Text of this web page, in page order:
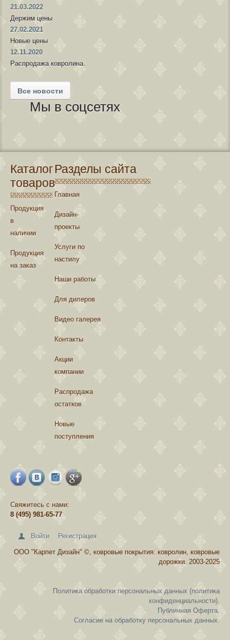
21.03.2022
Держим цены
27.02.2021
Новые цены
12.11.2020
Распродажа ковролина.
Все новости
Мы в соцсетях
Каталог
товаров
Продукция
в
наличии
Продукция
на заказ
Разделы сайта
Главная
Дизайн-
проекты
Услуги по
настилу
Наши работы
Для дилеров
Видео галерея
Контакты
Акции
компании
Распродажа
остатков
Новые
поступления
Свяжитесь с нами:
8 (495) 981-65-77
Войти Регистрация
ООО "Карпет Дизайн" ©, ковровые покрытия: ковролин, ковровые
дорожки. 2003-2025
Политика обработки персональных данных (политика
конфиденциальности).
Публичная Оферта.
Согласие на обработку персональных данных.